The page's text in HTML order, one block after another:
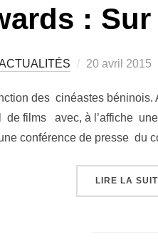
:
20 avril 2015
des cinéastes béninois.
films avec, à l’affiche
conférence de presse du
LIRE LA